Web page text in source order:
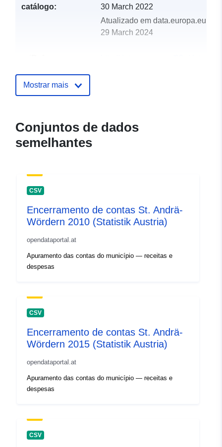
catálogo:
30 March 2022
Atualizado em data.europa.eu:
29 March 2024
Mostrar mais
Conjuntos de dados
semelhantes
CSV
Encerramento de contas St. Andrä-
Wördern 2010 (Statistik Austria)
opendataportal.at
Apuramento das contas do município — receitas e
despesas
CSV
Encerramento de contas St. Andrä-
Wördern 2015 (Statistik Austria)
opendataportal.at
Apuramento das contas do município — receitas e
despesas
CSV